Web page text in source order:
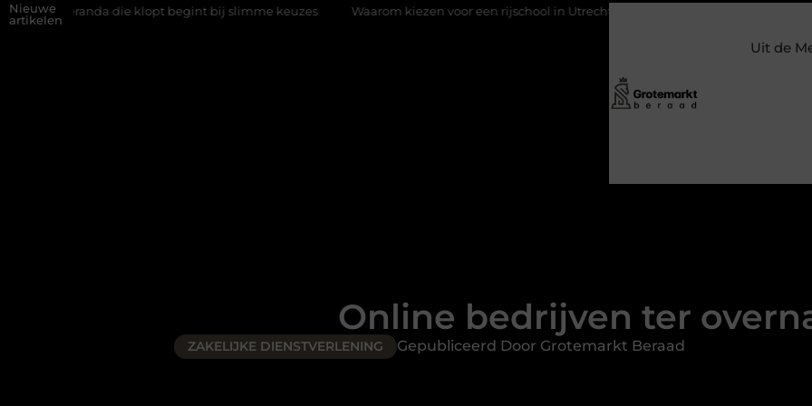
Nieuwe
artikelen
die klopt begint bij slimme keuzes Waarom kiezen voor een rijschool in Utrecht? Duurzaamheid verweven in de
Uit de
Online bedrijven ter
ZAKELIJKE DIENSTVERLENING Gepubliceerd Door Grotemarkt Beraad